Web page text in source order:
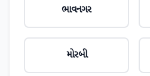
ભાવનગર
મોરબી